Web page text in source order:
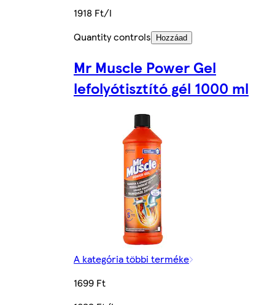
1918 Ft/l
Quantity controls
Hozzáad
Mr Muscle Power Gel
lefolyótisztító gél 1000 ml
A kategória többi terméke
1699 Ft